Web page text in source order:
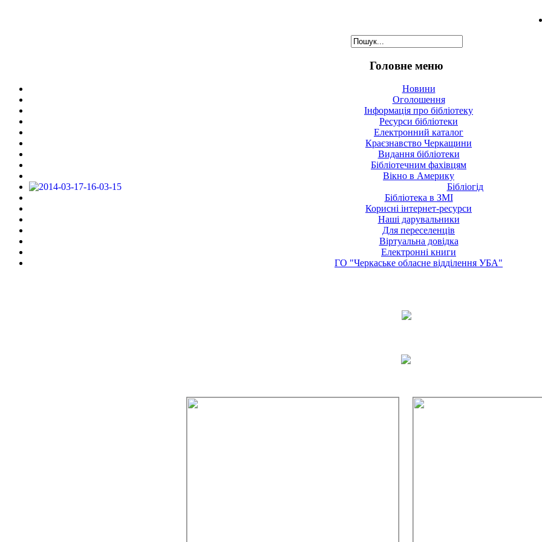
Головне меню
Новини
Оголошення
Інформація про бібліотеку
Ресурси бібліотеки
Електронний каталог
Краєзнавство Черкащини
Видання бібліотеки
Бібліотечним фахівцям
Вікно в Америку
Бібліогід
Бібліотека в ЗМІ
Корисні інтернет-ресурси
Наші дарувальники
Для переселенців
Віртуальна довідка
Електронні книги
ГО "Черкаське обласне відділення УБА"